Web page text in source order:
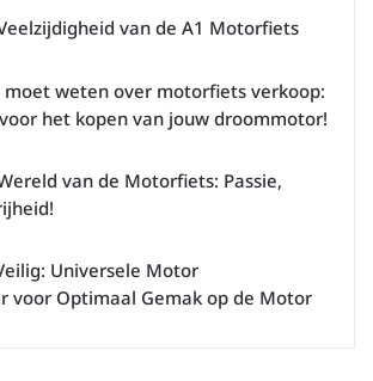
van de A1 Motorfiets
moet weten over motorfiets verkoop:
het kopen van jouw droommotor!
van de Motorfiets: Passie,
Universele Motor
voor Optimaal Gemak op de Motor